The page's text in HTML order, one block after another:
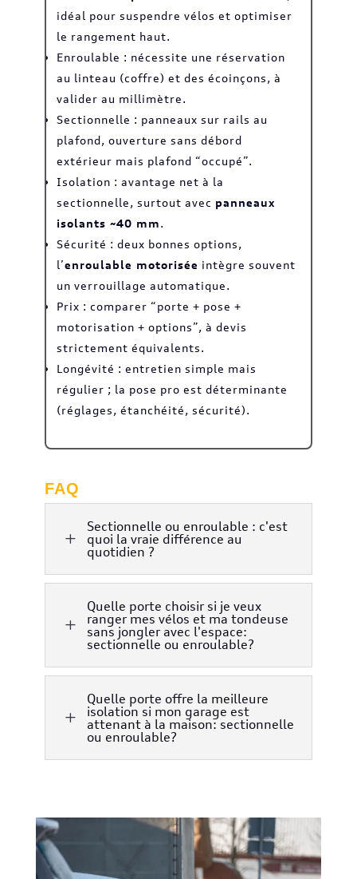
idéal pour suspendre vélos et optimiser
le rangement haut.
Enroulable : nécessite une réservation
au linteau (coffre) et des écoinçons, à
valider au millimètre.
Sectionnelle : panneaux sur rails au
plafond, ouverture sans débord
extérieur mais plafond “occupé”.
Isolation : avantage net à la
sectionnelle, surtout avec panneaux
isolants ~40 mm.
Sécurité : deux bonnes options,
l’enroulable motorisée intègre souvent
un verrouillage automatique.
Prix : comparer “porte + pose +
motorisation + options”, à devis
strictement équivalents.
Longévité : entretien simple mais
régulier ; la pose pro est déterminante
(réglages, étanchéité, sécurité).
FAQ
L
Sectionnelle ou enroulable : c'est
quoi la vraie différence au
quotidien ?
L
Quelle porte choisir si je veux
ranger mes vélos et ma tondeuse
sans jongler avec l'espace:
sectionnelle ou enroulable?
L
Quelle porte offre la meilleure
isolation si mon garage est
attenant à la maison: sectionnelle
ou enroulable?